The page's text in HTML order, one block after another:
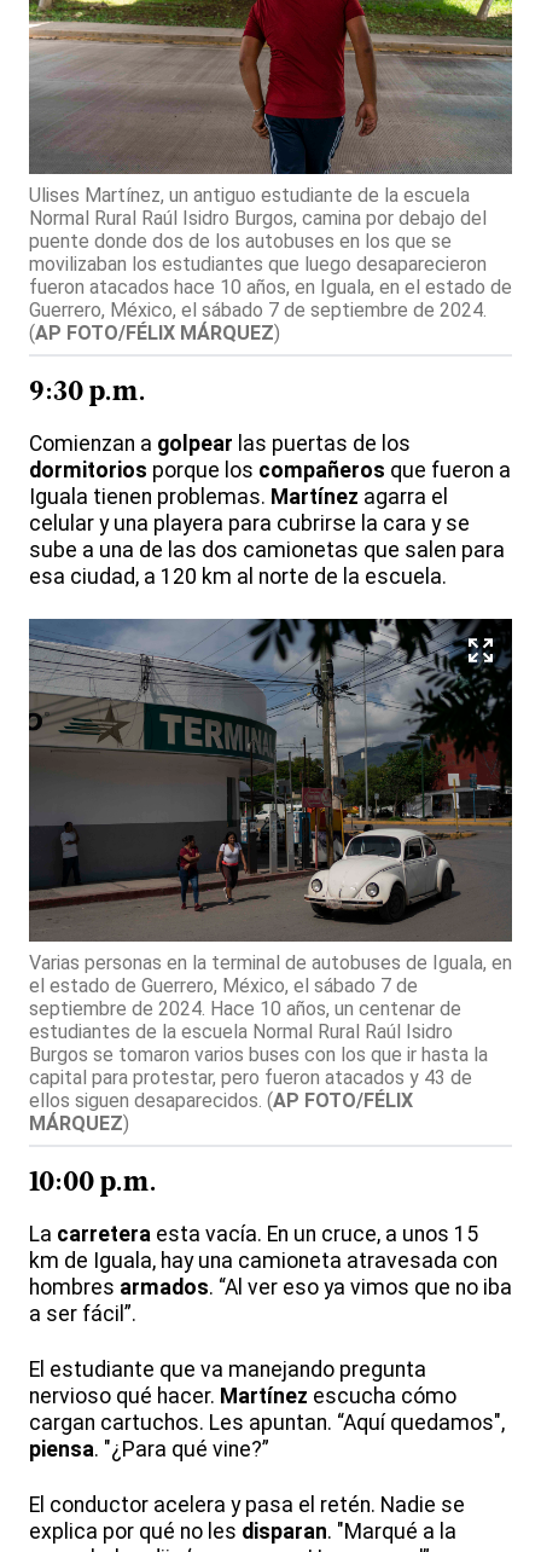
Ulises Martínez, un antiguo estudiante de la escuela
Normal Rural Raúl Isidro Burgos, camina por debajo del
puente donde dos de los autobuses en los que se
movilizaban los estudiantes que luego desaparecieron
fueron atacados hace 10 años, en Iguala, en el estado de
Guerrero, México, el sábado 7 de septiembre de 2024.
(AP FOTO/FÉLIX MÁRQUEZ)
9:30 p.m.
Comienzan a golpear las puertas de los
dormitorios porque los compañeros que fueron a
Iguala tienen problemas. Martínez agarra el
celular y una playera para cubrirse la cara y se
sube a una de las dos camionetas que salen para
esa ciudad, a 120 km al norte de la escuela.
Varias personas en la terminal de autobuses de Iguala, en
el estado de Guerrero, México, el sábado 7 de
septiembre de 2024. Hace 10 años, un centenar de
estudiantes de la escuela Normal Rural Raúl Isidro
Burgos se tomaron varios buses con los que ir hasta la
capital para protestar, pero fueron atacados y 43 de
ellos siguen desaparecidos. (AP FOTO/FÉLIX
MÁRQUEZ)
10:00 p.m.
La carretera esta vacía. En un cruce, a unos 15
km de Iguala, hay una camioneta atravesada con
hombres armados. “Al ver eso ya vimos que no iba
a ser fácil”.
El estudiante que va manejando pregunta
nervioso qué hacer. Martínez escucha cómo
cargan cartuchos. Les apuntan. “Aquí quedamos",
piensa. "¿Para qué vine?”
El conductor acelera y pasa el retén. Nadie se
explica por qué no les disparan. "Marqué a la